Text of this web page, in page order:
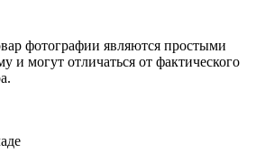
фотографии являются простыми
и могут отличаться от фактического